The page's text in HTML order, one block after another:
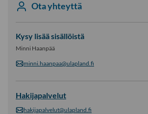
Ota yhteyttä
Kysy lisää sisällöistä
Minni Haanpää
minni.haanpaa@ulapland.fi
Hakijapalvelut
hakijapalvelut@ulapland.fi